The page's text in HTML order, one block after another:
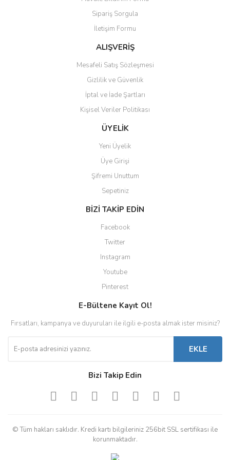
Ürün bilgilerinde hatalar bulunuyor.
Ürün fiyatı diğer sitelerden daha pahalı.
Bu ürüne benzer farklı alternatifler olmalı.
Gönder
Sipariş Sorgula
İletişim Formu
ALIŞVERİŞ
Mesafeli Satış Sözleşmesi
Gizlilik ve Güvenlik
İptal ve İade Şartları
Kişisel Veriler Politikası
ÜYELİK
Yeni Üyelik
Üye Girişi
Şifremi Unuttum
Sepetiniz
BİZİ TAKİP EDİN
Facebook
Twitter
Instagram
Youtube
Pinterest
E-Bültene Kayıt Ol!
Fırsatları, kampanya ve duyuruları ile ilgili e-posta almak ister misiniz?
EKLE
Bizi Takip Edin
© Tüm hakları saklıdır. Kredi kartı bilgileriniz 256bit SSL sertifikası ile
korunmaktadır.